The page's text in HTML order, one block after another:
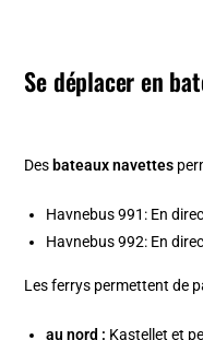
Se déplacer en
Des bateaux navettes
Havnebus 991: En
Havnebus 992: En
Les ferrys permettent de
au nord : Kastellet et